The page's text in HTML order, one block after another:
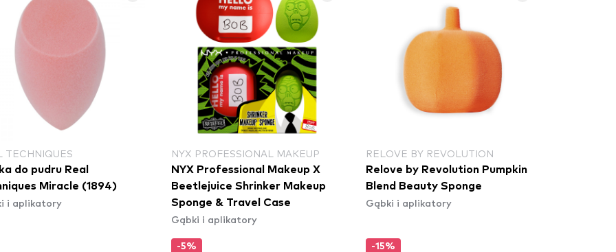
TECHNIQUES
do pudru Real
Miracle (1894)
i aplikatory
NYX PROFESSIONAL MAKEUP
NYX Professional Makeup X
Beetlejuice Shrinker Makeup
Sponge & Travel Case
Gąbki i aplikatory
-5%
RELOVE BY REVOLUTION
Relove by Revolution Pumpkin
Blend Beauty Sponge
Gąbki i aplikatory
-15%